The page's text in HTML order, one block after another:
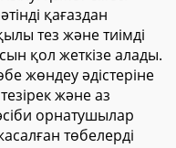
қағаздан
тез және тиімді
қол жеткізе алады.
жөндеу әдістеріне
және аз
орнатушылар
төбелерді